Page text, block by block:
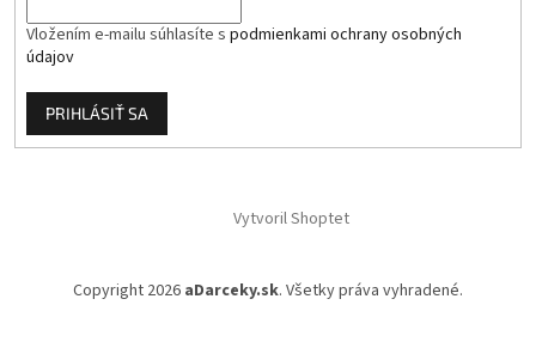
Vložením e-mailu súhlasíte s podmienkami ochrany osobných
údajov
PRIHLÁSIŤ SA
Vytvoril Shoptet
Copyright 2026 aDarceky.sk. Všetky práva vyhradené.